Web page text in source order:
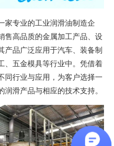
家专业的工业润滑油制造企
售高品质的金属加工产品、设
产品广泛应用于汽车、装备制
、五金模具等行业中。凭借着
同行业与应用，为客户选择一
滑产品与相应的技术支持。